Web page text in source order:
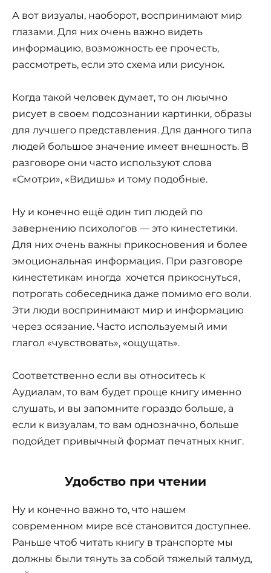
А вот визуалы, наоборот, воспринимают мир
глазами. Для них очень важно видеть
информацию, возможность ее прочесть,
рассмотреть, если это схема или рисунок.
Когда такой человек думает, то он люычно
рисует в своем подсознании картинки, образы
для лучшего представления. Для данного типа
людей большое значение имеет внешность. В
разговоре они часто используют слова
«Смотри», «Видишь» и тому подобные.
Ну и конечно ещё один тип людей по
завернению психологов — это кинестетики.
Для них очень важны прикосновения и более
эмоциональная информация. При разговоре
кинестетикам иногда хочется прикоснуться,
потрогать собеседника даже помимо его воли.
Эти люди воспринимают мир и информацию
через осязание. Часто используемый ими
глагол «чувствовать», «ощущать».
Соответственно если вы относитесь к
Аудиалам, то вам будет проще книгу именно
слушать, и вы запомните гораздо больше, а
если к визуалам, то вам однозначно, больше
подойдет привычный формат печатных книг.
Удобство при чтении
Ну и конечно важно то, что нашем
современном мире всё становится доступнее.
Раньше чтоб читать книгу в транспорте мы
должны были тянуть за собой тяжелый талмуд,